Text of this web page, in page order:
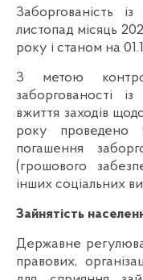
Заборгованість
листопад місяць
року і станом на
З метою
заборгованості
вжиття заходів
року проведено
погашення
(грошового
інших соціальних
Зайнятість
Державне
правових,